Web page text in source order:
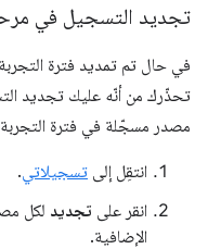
تجديد التسجيل في
في حال تم تمديد فترة
تحذّرك من أنّه عليك تجديد
مصدر مسجّلة في فترة
انتقِل إلى تسجيلاتي.
انقر على تجديد لكل
الإضافية.